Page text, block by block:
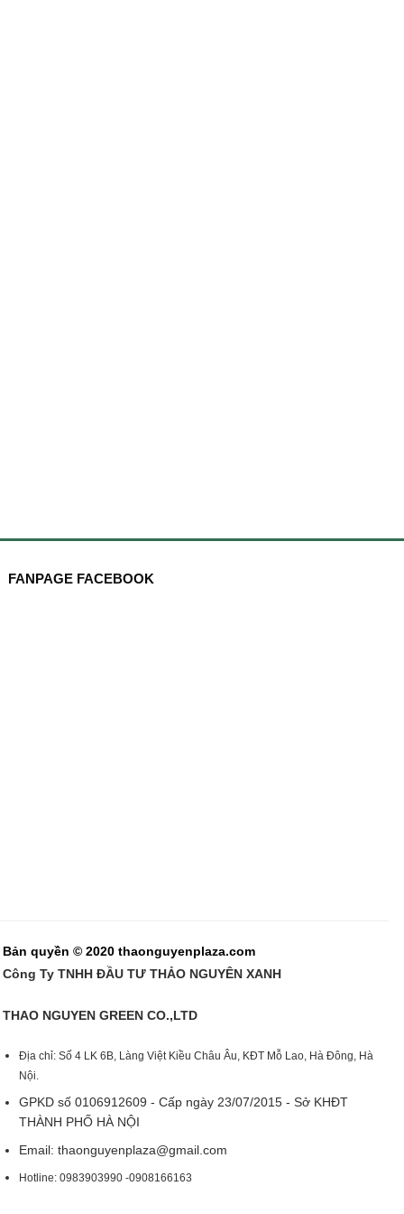
FANPAGE FACEBOOK
Bản quyền © 2020 thaonguyenplaza.com
Công Ty TNHH ĐẦU TƯ THẢO NGUYÊN XANH
THAO NGUYEN GREEN CO.,LTD
Địa chỉ: Số 4 LK 6B, Làng Việt Kiều Châu Âu, KĐT Mỗ Lao, Hà Đông, Hà
Nội.
GPKD số 0106912609 - Cấp ngày 23/07/2015 - Sở KHĐT
THÀNH PHỐ HÀ NỘI
Email:thaonguyenplaza@gmail.com
Hotline: 0983903990 -0908166163